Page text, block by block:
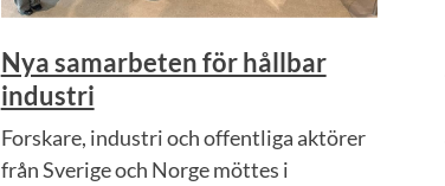
Nya samarbeten för hållbar
industri
Forskare, industri och offentliga aktörer
från Sverige och Norge möttes i